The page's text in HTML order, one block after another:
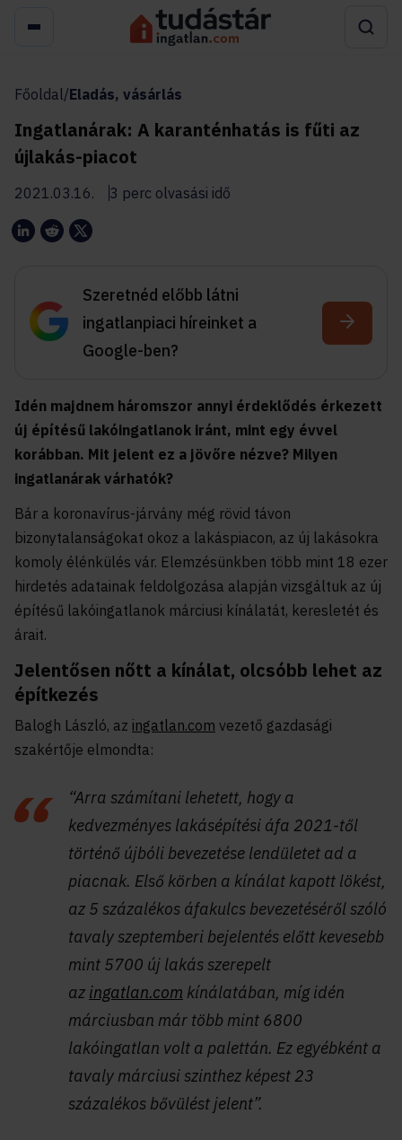
Főoldal/Eladás, vásárlás
Ingatlanárak: A karanténhatás is fűti az
újlakás-piacot
2021.03.16. 3 perc olvasási idő
Szeretnéd előbb látni
ingatlanpiaci híreinket a
Google-ben?
Idén majdnem háromszor annyi érdeklődés érkezett
új építésű lakóingatlanok iránt, mint egy évvel
korábban. Mit jelent ez a jövőre nézve? Milyen
ingatlanárak várhatók?
Bár a koronavírus-járvány még rövid távon
bizonytalanságokat okoz a lakáspiacon, az új lakásokra
komoly élénkülés vár. Elemzésünkben több mint 18 ezer
hirdetés adatainak feldolgozása alapján vizsgáltuk az új
építésű lakóingatlanok márciusi kínálatát, keresletét és
árait.
Jelentősen nőtt a kínálat, olcsóbb lehet az
építkezés
Balogh László, az ingatlan.com vezető gazdasági
szakértője elmondta:
“Arra számítani lehetett, hogy a
kedvezményes lakásépítési áfa 2021-től
történő újbóli bevezetése lendületet ad a
piacnak. Első körben a kínálat kapott lökést,
az 5 százalékos áfakulcs bevezetéséről szóló
tavaly szeptemberi bejelentés előtt kevesebb
mint 5700 új lakás szerepelt
az ingatlan.com kínálatában, míg idén
márciusban már több mint 6800
lakóingatlan volt a palettán. Ez egyébként a
tavaly márciusi szinthez képest 23
százalékos bővülést jelent”.